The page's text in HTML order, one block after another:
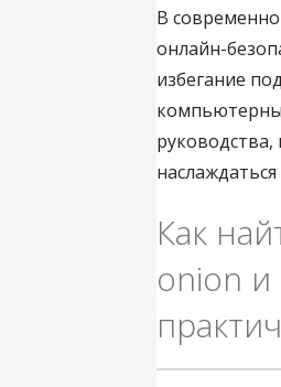
В
онлайн-
избегание
Как
onion и